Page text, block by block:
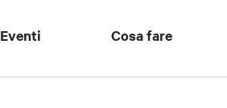
Eventi Cosa fare